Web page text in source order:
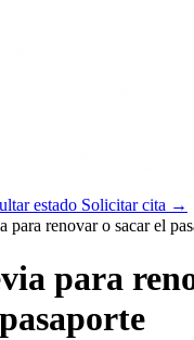
estado Solicitarcita →
para renovar o sacar el
para